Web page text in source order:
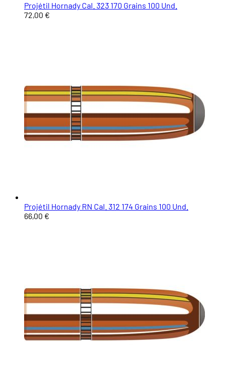
Projétil Hornady Cal. 323 170 Grains 100 Und.
72,00 €
Projétil Hornady RN Cal. 312 174 Grains 100 Und.
66,00 €